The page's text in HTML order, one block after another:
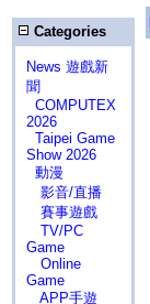
Categories
News 遊戲新
聞
COMPUTEX
2026
Taipei Game
Show 2026
動漫
影音/直播
賽事遊戲
TV/PC
Game
Online
Game
APP手遊